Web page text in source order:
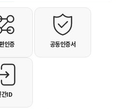
인증 공동인증서
간ID